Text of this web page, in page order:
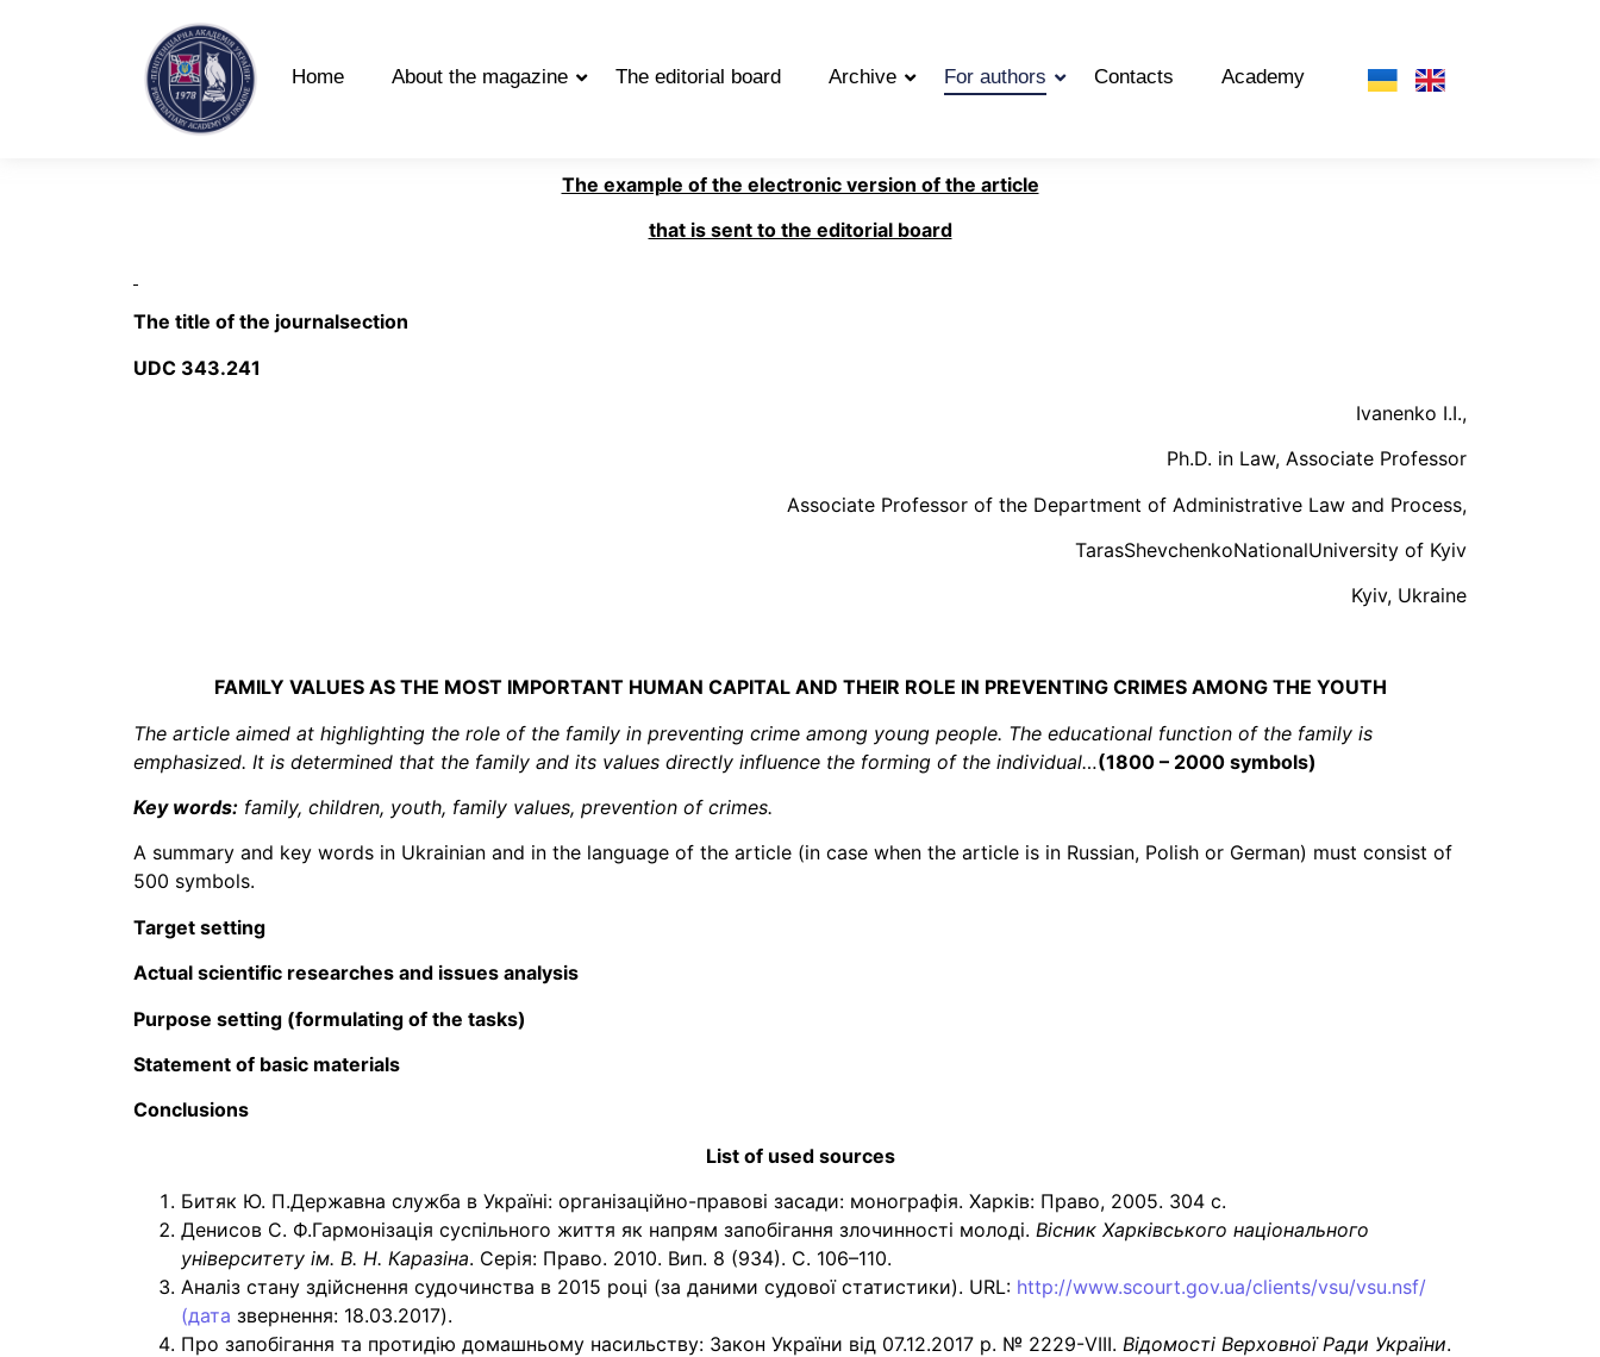
Home About the magazine The editorial board Archive For authors Contacts Academy
The example of the electronic version of the article
that is sent to the editorial board
The title of the journalsection
UDC 343.241
Ivanenko I.I.,
Ph.D. in Law, Associate Professor
Associate Professor of the Department of Administrative Law and Process,
TarasShevchenkoNationalUniversity of Kyiv
Kyiv, Ukraine
FAMILY VALUES AS THE MOST IMPORTANT HUMAN CAPITAL AND THEIR ROLE IN PREVENTING CRIMES AMONG THE YOUTH
The article aimed at highlighting the role of the family in preventing crime among young people. The educational function of the family is
emphasized. It is determined that the family and its values directly influence the forming of the individual…(1800 – 2000 symbols)
Key words: family, children, youth, family values, prevention of crimes.
A summary and key words in Ukrainian and in the language of the article (in case when the article is in Russian, Polish or German) must consist of
500 symbols.
Target setting
Actual scientific researches and issues analysis
Purpose setting (formulating of the tasks)
Statement of basic materials
Conclusions
List of used sources
Битяк Ю. П.Державна служба в Україні: організаційно-правові засади: монографія. Харків: Право, 2005. 304 с.
Денисов С. Ф.Гармонізація суспільного життя як напрям запобігання злочинності молоді. Вісник Харківського національного
університету ім. В. Н. Каразіна. Серія: Право. 2010. Вип. 8 (934). С. 106–110.
Аналіз стану здійснення судочинства в 2015 році (за даними судової статистики). URL: http://www.scourt.gov.ua/clients/vsu/vsu.nsf/
(дата звернення: 18.03.2017).
Про запобігання та протидію домашньому насильству: Закон України від 07.12.2017 р. № 2229-VIII. Відомості Верховної Ради України.